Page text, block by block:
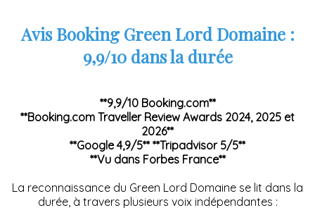
Avis Booking Green Lord Domaine :
9,9/10 dans la durée
**9,9/10 Booking.com**
**Booking.com Traveller Review Awards 2024, 2025 et
2026**
**Google 4,9/5** **Tripadvisor 5/5**
**Vu dans Forbes France**
La reconnaissance du Green Lord Domaine se lit dans la
durée, à travers plusieurs voix indépendantes :